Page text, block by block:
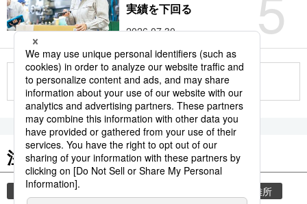
実績を下回る
2026.07.30
もっと見る
注目のキーワード
共同通信ニュース 避難所